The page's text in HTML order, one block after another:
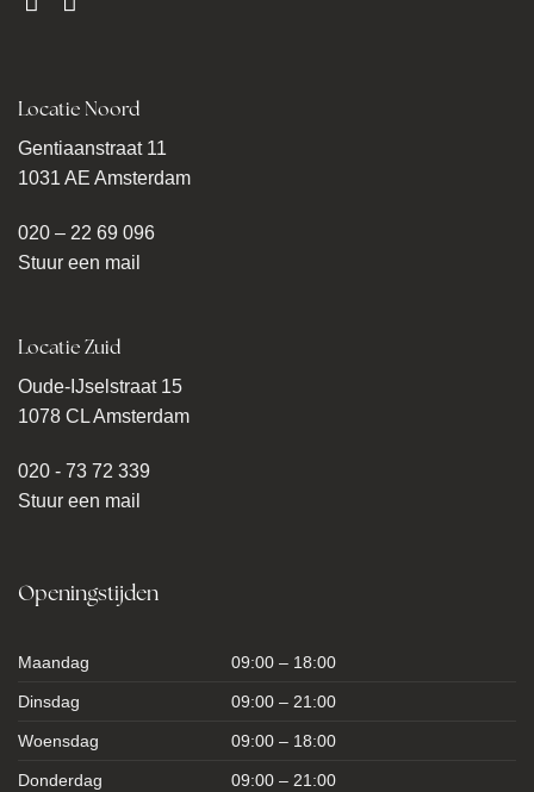
Locatie Noord
Gentiaanstraat 11
1031 AE Amsterdam
020 – 22 69 096
Stuur een mail
Locatie Zuid
Oude-IJselstraat 15
1078 CL Amsterdam
020 - 73 72 339
Stuur een mail
Openingstijden
Maandag 09:00 – 18:00
Dinsdag 09:00 – 21:00
Woensdag 09:00 – 18:00
Donderdag 09:00 – 21:00